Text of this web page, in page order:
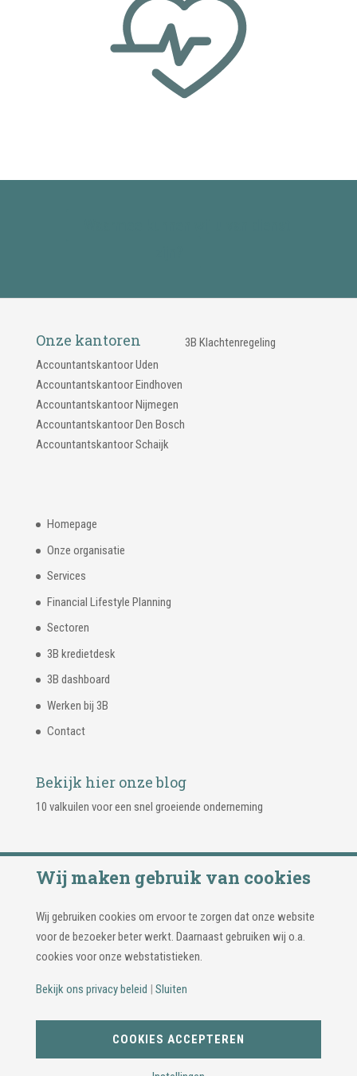
Onze kantoren
Accountantskantoor Uden
Accountantskantoor Eindhoven
Accountantskantoor Nijmegen
Accountantskantoor Den Bosch
Accountantskantoor Schaijk
3B Klachtenregeling
Homepage
Onze organisatie
Services
Financial Lifestyle Planning
Sectoren
3B kredietdesk
3B dashboard
Werken bij 3B
Contact
Bekijk hier onze blog
10 valkuilen voor een snel groeiende onderneming
© Copyright 2026 | 3B Adviseurs & Accountants |
2special
Wij maken gebruik van cookies
Wij gebruiken cookies om ervoor te zorgen dat onze website
voor de bezoeker beter werkt. Daarnaast gebruiken wij o.a.
cookies voor onze webstatistieken.
Bekijk ons privacy beleid Sluiten
COOKIES ACCEPTEREN